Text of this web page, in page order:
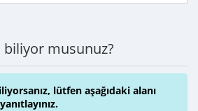
biliyor musunuz?
lütfen aşağıdaki alanı